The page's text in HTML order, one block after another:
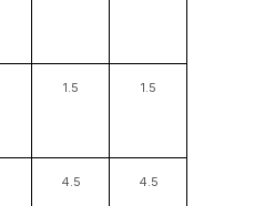
1.5 1.5
4.5 4.5